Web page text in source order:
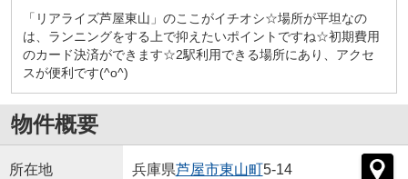
「リアライズ芦屋東山」のここがイチオシ☆場所が平坦なの
は、ランニングをする上で抑えたいポイントですね☆初期費用
のカード決済ができます☆2駅利用できる場所にあり、アクセ
スが便利です(^o^)
物件概要
所在地 兵庫県芦屋市東山町5-14